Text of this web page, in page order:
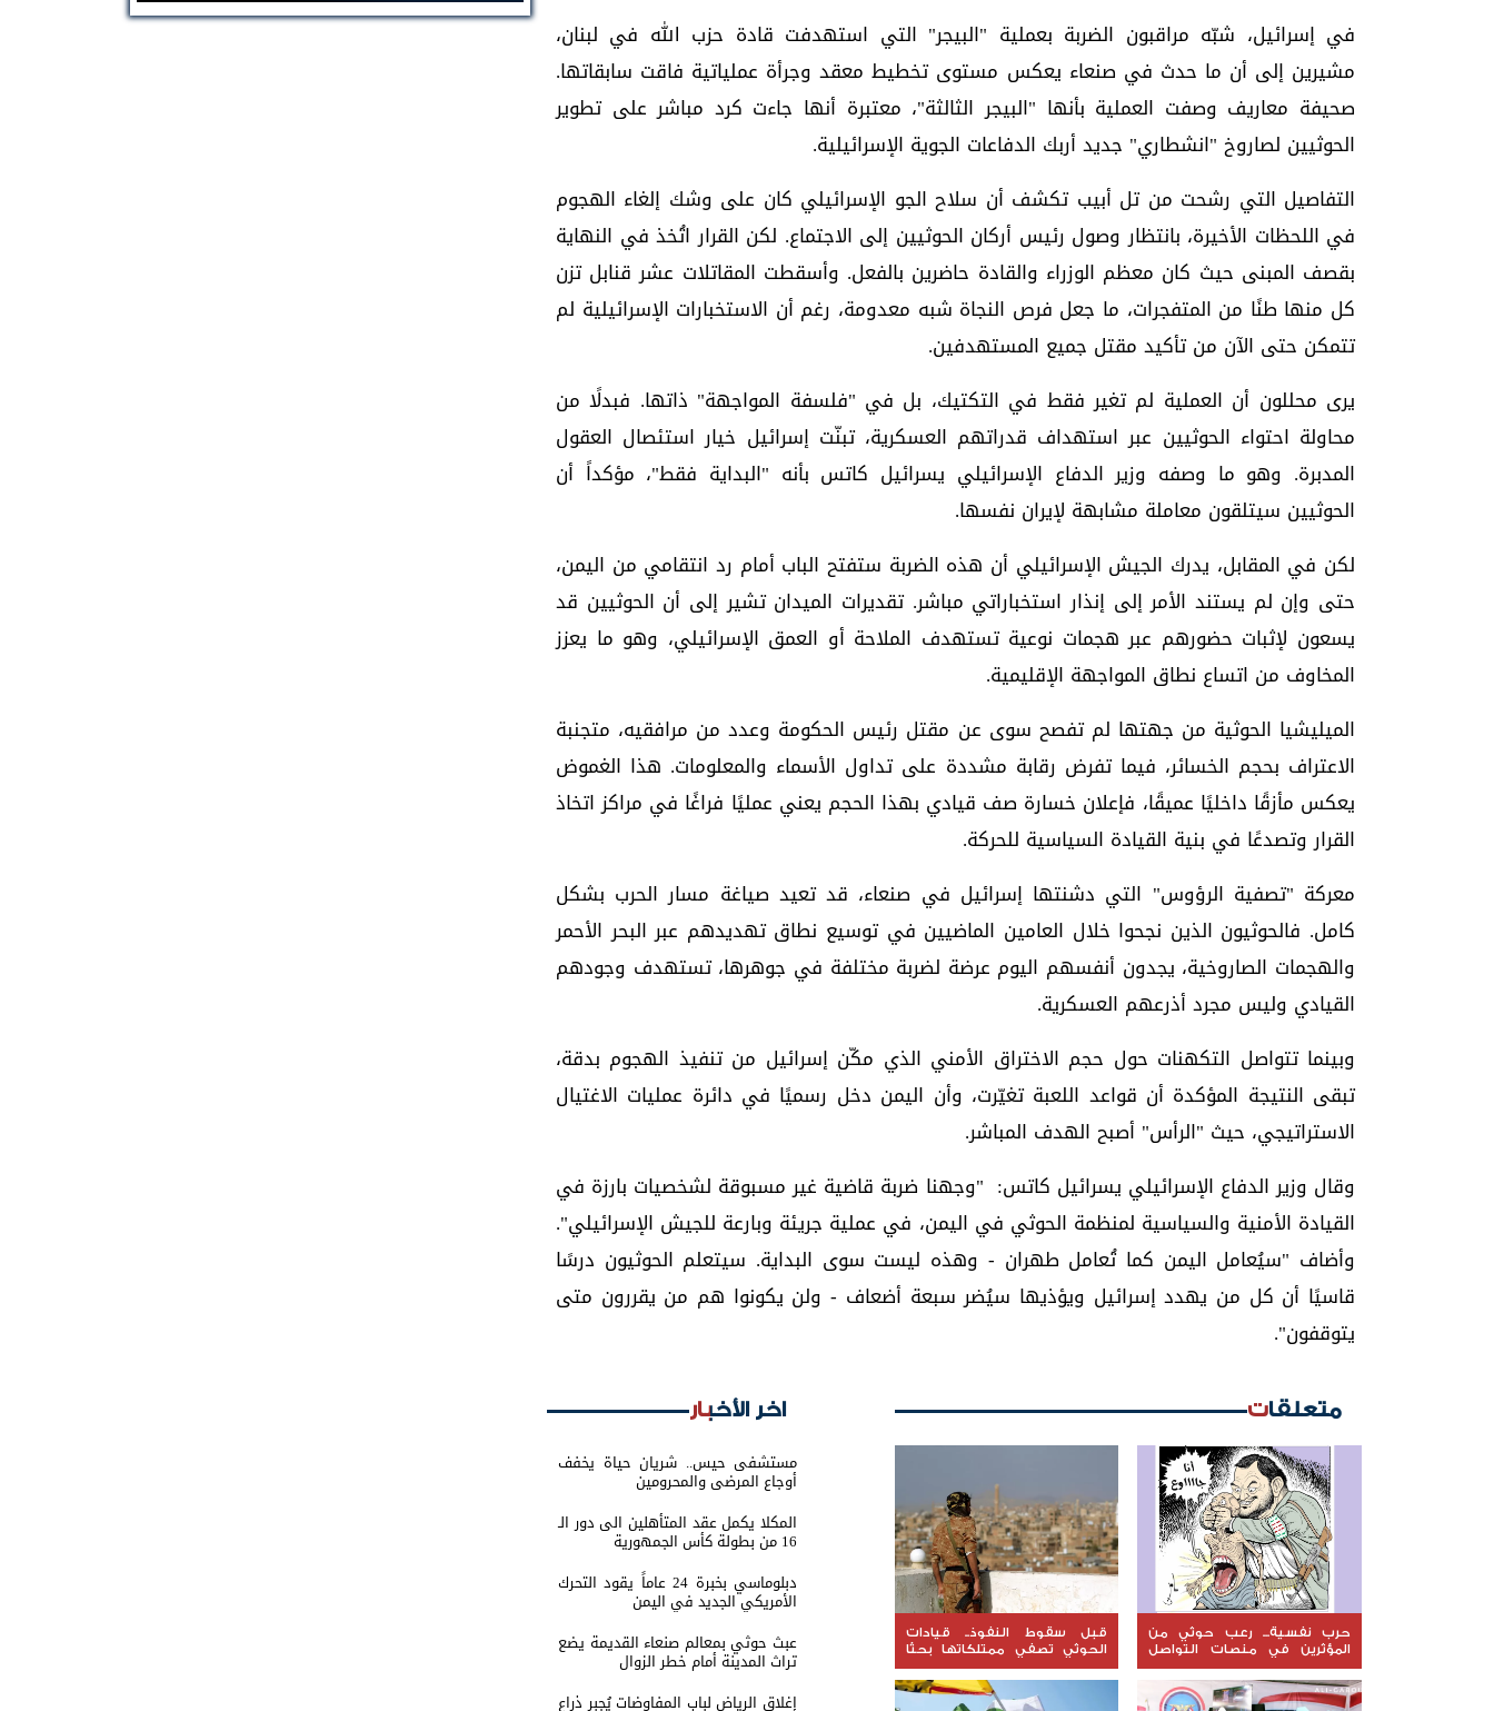
في إسرائيل، شبّه مراقبون الضربة بعملية "البيجر" التي استهدفت قادة حزب الله في لبنان،
مشيرين إلى أن ما حدث في صنعاء يعكس مستوى تخطيط معقد وجرأة عملياتية فاقت سابقاتها.
صحيفة معاريف وصفت العملية بأنها "البيجر الثالثة"، معتبرة أنها جاءت كرد مباشر على تطوير
الحوثيين لصاروخ "انشطاري" جديد أربك الدفاعات الجوية الإسرائيلية.
التفاصيل التي رشحت من تل أبيب تكشف أن سلاح الجو الإسرائيلي كان على وشك إلغاء الهجوم
في اللحظات الأخيرة، بانتظار وصول رئيس أركان الحوثيين إلى الاجتماع. لكن القرار اتُخذ في النهاية
بقصف المبنى حيث كان معظم الوزراء والقادة حاضرين بالفعل. وأسقطت المقاتلات عشر قنابل تزن
كل منها طنًا من المتفجرات، ما جعل فرص النجاة شبه معدومة، رغم أن الاستخبارات الإسرائيلية لم
تتمكن حتى الآن من تأكيد مقتل جميع المستهدفين.
يرى محللون أن العملية لم تغير فقط في التكتيك، بل في "فلسفة المواجهة" ذاتها. فبدلًا من
محاولة احتواء الحوثيين عبر استهداف قدراتهم العسكرية، تبنّت إسرائيل خيار استئصال العقول
المدبرة. وهو ما وصفه وزير الدفاع الإسرائيلي يسرائيل كاتس بأنه "البداية فقط"، مؤكداً أن
الحوثيين سيتلقون معاملة مشابهة لإيران نفسها.
لكن في المقابل، يدرك الجيش الإسرائيلي أن هذه الضربة ستفتح الباب أمام رد انتقامي من اليمن،
حتى وإن لم يستند الأمر إلى إنذار استخباراتي مباشر. تقديرات الميدان تشير إلى أن الحوثيين قد
يسعون لإثبات حضورهم عبر هجمات نوعية تستهدف الملاحة أو العمق الإسرائيلي، وهو ما يعزز
المخاوف من اتساع نطاق المواجهة الإقليمية.
الميليشيا الحوثية من جهتها لم تفصح سوى عن مقتل رئيس الحكومة وعدد من مرافقيه، متجنبة
الاعتراف بحجم الخسائر، فيما تفرض رقابة مشددة على تداول الأسماء والمعلومات. هذا الغموض
يعكس مأزقًا داخليًا عميقًا، فإعلان خسارة صف قيادي بهذا الحجم يعني عمليًا فراغًا في مراكز اتخاذ
القرار وتصدعًا في بنية القيادة السياسية للحركة.
معركة "تصفية الرؤوس" التي دشنتها إسرائيل في صنعاء، قد تعيد صياغة مسار الحرب بشكل
كامل. فالحوثيون الذين نجحوا خلال العامين الماضيين في توسيع نطاق تهديدهم عبر البحر الأحمر
والهجمات الصاروخية، يجدون أنفسهم اليوم عرضة لضربة مختلفة في جوهرها، تستهدف وجودهم
القيادي وليس مجرد أذرعهم العسكرية.
وبينما تتواصل التكهنات حول حجم الاختراق الأمني الذي مكّن إسرائيل من تنفيذ الهجوم بدقة،
تبقى النتيجة المؤكدة أن قواعد اللعبة تغيّرت، وأن اليمن دخل رسميًا في دائرة عمليات الاغتيال
الاستراتيجي، حيث "الرأس" أصبح الهدف المباشر.
وقال وزير الدفاع الإسرائيلي يسرائيل كاتس: "وجهنا ضربة قاضية غير مسبوقة لشخصيات بارزة في
القيادة الأمنية والسياسية لمنظمة الحوثي في اليمن، في عملية جريئة وبارعة للجيش الإسرائيلي".
وأضاف "سيُعامل اليمن كما تُعامل طهران - وهذه ليست سوى البداية. سيتعلم الحوثيون درسًا
قاسيًا أن كل من يهدد إسرائيل ويؤذيها سيُضر سبعة أضعاف - ولن يكونوا هم من يقررون متى
يتوقفون".
متعلقات
حرب نفسية... رعب حوثي من
المؤثرين في منصات التواصل
الاجتماعي
قبل سقوط النفوذ.. قيادات
الحوثي تصفي ممتلكاتها بحثًا
عن النجاة
اخر الأخبار
مستشفى حيس.. شريان حياة يخفف
أوجاع المرضى والمحرومين
المكلا يكمل عقد المتأهلين الى دور الـ
16 من بطولة كأس الجمهورية
دبلوماسي بخبرة 24 عاماً يقود التحرك
الأمريكي الجديد في اليمن
عبث حوثي بمعالم صنعاء القديمة يضع
تراث المدينة أمام خطر الزوال
إغلاق الرياض لباب المفاوضات يُجبر ذراع